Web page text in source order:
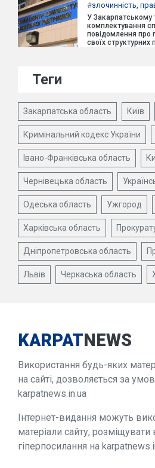
#злочинність,
У Закарпатському
комплектування
повідомлення про
своїх структурних
Теги
Закарпатська область Київ
Кримінальний кодекс України
Івано-Франківська область
Чернівецька область
Одеська область Ужгород
Харківська область
Дніпропетровська область
Львів Черкаська область
KARPATNEWS
Використання будь-яких
на сайті, дозволяється за
karpatnews.in.ua
Інтернет-видання можуть
матеріали сайту,
гіперпосилання на